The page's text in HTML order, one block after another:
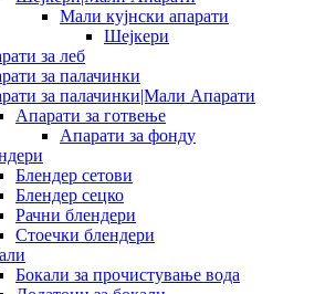
Мали кујнски апарати
Шејкери
за леб
за палачинки
за палачинки|Мали Апарати
Апарати за готвење
Апарати за фонду
Блендер сетови
Блендер сецко
Рачни блендери
Стоечки блендери
Бокали за прочистување вода